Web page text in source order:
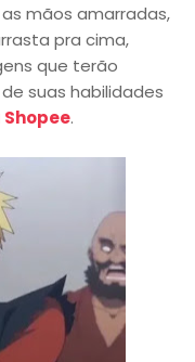
mãos amarradas,
pra cima,
que terão
suas habilidades
Shopee.